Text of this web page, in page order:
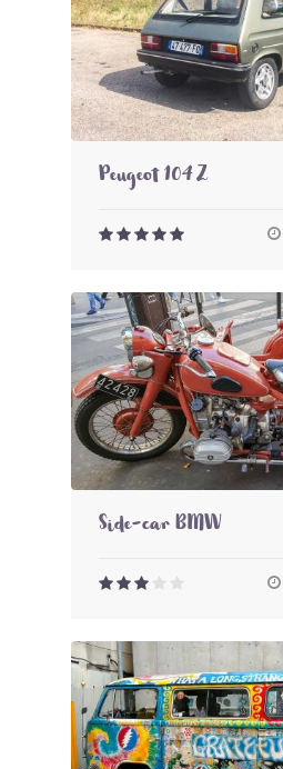
Peugeot 104 Z
Side-car BMW